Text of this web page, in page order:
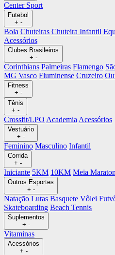
Center Sport
Futebol
+ -
Bola Chuteiras Chuteira Infantil
Acessórios
Clubes Brasileiros
+ -
Corinthians Palmeiras Flamengo
MG Vasco Fluminense Cruzeiro
Fitness
+ -
Tênis
+ -
Crossfit/LPO Academia Acessórios
Vestuário
+ -
Feminino Masculino Infantil
Corrida
+ -
Iniciante 5KM 10KM Meia
Outros Esportes
+ -
Natação Lutas Basquete Vôlei
Skateboarding Beach Tennis
Suplementos
+ -
Vitaminas
Acessórios
+ -